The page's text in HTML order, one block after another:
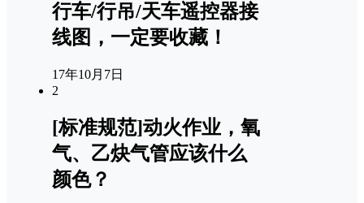
行车/行吊/天车遥控器接
线图，一定要收藏！
17年10月7日
2
[标准规范]动火作业，氧
气、乙炔气管应该什么
颜色？